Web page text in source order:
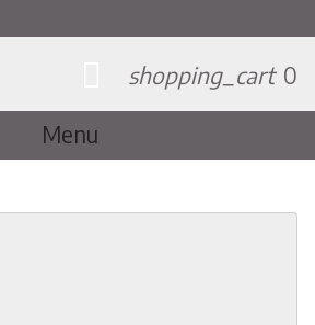
Menu
shopping_cart 0